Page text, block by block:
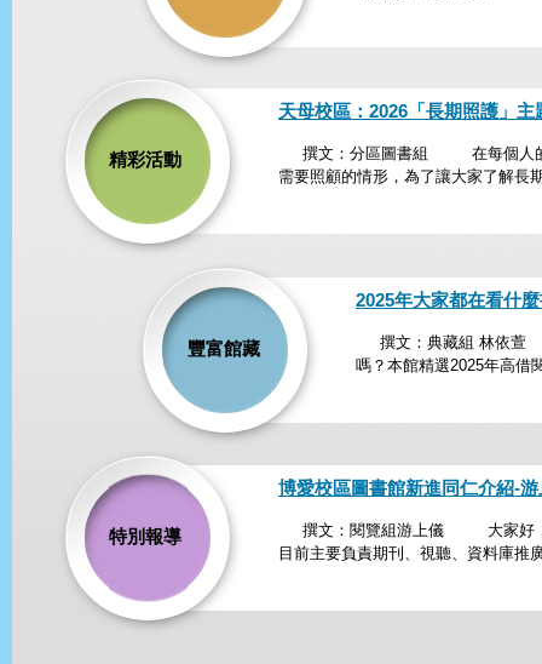
精彩活動
天母校區：2026「長期照護」主
撰文：分區圖書組 在每個人的生
需要照顧的情形，為了讓大家了解長
豐富館藏
2025年大家都在看什
撰文：典藏組 林依萱
嗎？本館精選2025年高借
特別報導
博愛校區圖書館新進同仁介紹-
撰文：閱覽組游上儀 大家好，我
目前主要負責期刊、視聽、資料庫